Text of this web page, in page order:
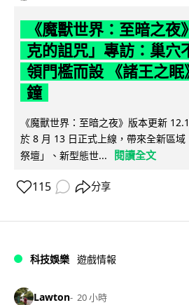
《魔獸世界：至暗之夜
克的詛咒」專訪：巢穴
領門檻而設 《諸王之
鐘
《魔獸世界：至暗之夜》版本更新
於 8 月 13 日正式上線，帶來全新區
祭壇」、新型態世...
閱讀全文
115 分享
科技娛樂 遊戲情報
Lawton 20 小時